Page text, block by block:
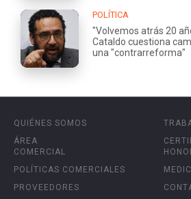
POLÍTICA
"Volvemos atrás 20
Cataldo cuestiona
una "contrarreforma"
QUIÉNES SOMOS
ÁREA
COMERCIAL
POLÍTICAS COMERCIALES
PROVEEDORES